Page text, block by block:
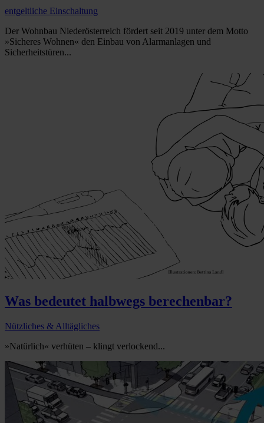
entgeltliche Einschaltung
Der Wohnbau Niederösterreich fördert seit 2019 unter dem Motto
»Sicheres Wohnen« den Einbau von Alarmanlagen und
Sicherheitstüren...
Was bedeutet halbwegs berechenbar?
Nützliches & Alltägliches
»Natürlich« verhüten – klingt verlockend...